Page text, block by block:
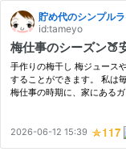
貯め代のシンプル
id:tameyo
梅仕事のシーズン🍑
手作りの梅干し 梅ジュース
することができます。 私は
梅仕事の時期に、家にある
2026-06-12 15:39